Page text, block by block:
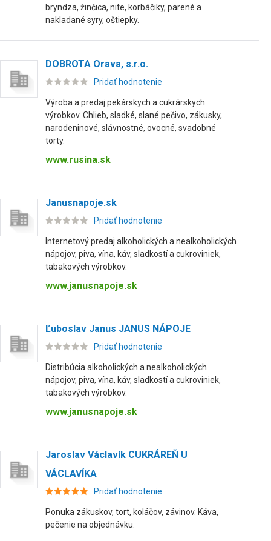
bryndza, žinčica, nite, korbáčiky, parené a
nakladané syry, oštiepky.
DOBROTA Orava, s.r.o.
Pridať hodnotenie
Výroba a predaj pekárskych a cukrárskych
výrobkov. Chlieb, sladké, slané pečivo, zákusky,
narodeninové, slávnostné, ovocné, svadobné
torty.
www.rusina.sk
Janusnapoje.sk
Pridať hodnotenie
Internetový predaj alkoholických a nealkoholických
nápojov, piva, vína, káv, sladkostí a cukroviniek,
tabakových výrobkov.
www.janusnapoje.sk
Ľuboslav Janus JANUS NÁPOJE
Pridať hodnotenie
Distribúcia alkoholických a nealkoholických
nápojov, piva, vína, káv, sladkostí a cukroviniek,
tabakových výrobkov.
www.janusnapoje.sk
Jaroslav Václavík CUKRÁREŇ U
VÁCLAVÍKA
Pridať hodnotenie
Ponuka zákuskov, tort, koláčov, závinov. Káva,
pečenie na objednávku.